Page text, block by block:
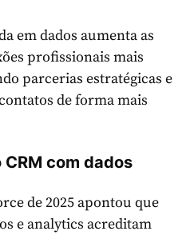
em dados aumenta as
profissionais mais
parcerias estratégicas e
de forma mais
com dados
de 2025 apontou que
e analytics acreditam